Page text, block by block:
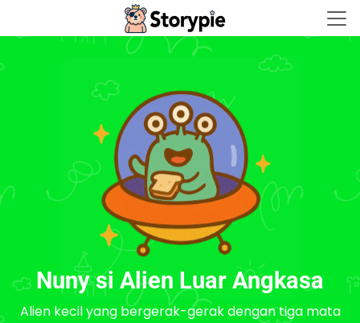
Storypie - Home
Nuny si Alien Luar Angkasa
Alien kecil yang bergerak-gerak dengan tiga mata